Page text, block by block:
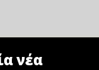
νέα